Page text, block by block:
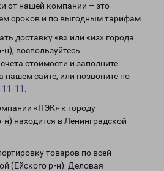
от нашей компании – это
сроков и по выгодным тарифам.
доставку «в» или «из» города
воспользуйтесь
стоимости и заполните
нашем сайте, или позвоните по
11
«ПЭК» к городу
находится в Ленинградской
товаров по всей
(Ейского р-н). Деловая